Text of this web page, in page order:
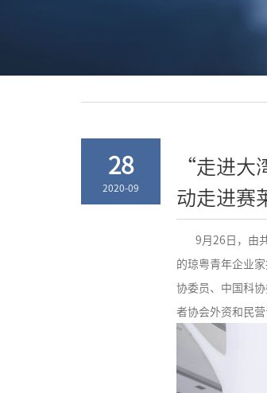
28
2020-09
“走进
动走进赛
9月26日，由共
的琼粤青年企业
协委员、中国科
者协会外资和民